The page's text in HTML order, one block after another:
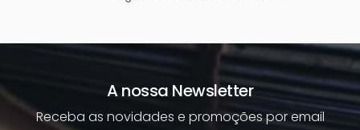
A nossa Newsletter
Receba as novidades e promoções por email